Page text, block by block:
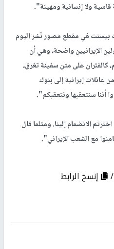
ولا إنسانية ومهينة".
بيسنت في مقطع مصور نُشر اليوم
الإيرانيين واضحة، وهي أن
كالفئران على متن سفينة تغرق،
عائلات إيرانية إلى بنوك
أننا سنتعقبها ونتعقبكم".
الانضمام إلينا. ومثلما قال
مع الشعب الإيراني".
إنسخ الرابط